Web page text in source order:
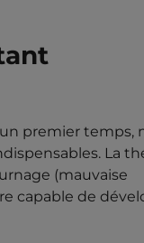
premier temps,
La
(mauvaise
capable de